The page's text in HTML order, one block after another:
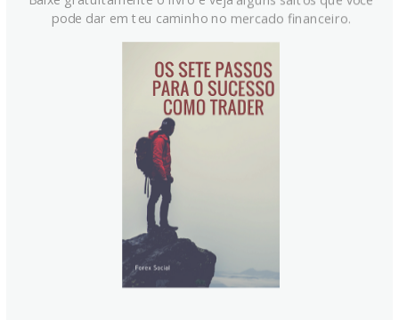
financeiras e não reinveste o principal dos títulos que
detém com vencimento em novas compras. Geralmente é
positivo para o Dólar Americano.
pode dar em teu caminho no mercado financeiro.